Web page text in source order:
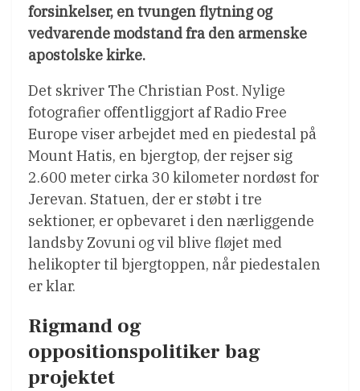
forsinkelser, en tvungen flytning og
vedvarende modstand fra den armenske
apostolske kirke.
Det skriver The Christian Post. Nylige
fotografier offentliggjort af Radio Free
Europe viser arbejdet med en piedestal på
Mount Hatis, en bjergtop, der rejser sig
2.600 meter cirka 30 kilometer nordøst for
Jerevan. Statuen, der er støbt i tre
sektioner, er opbevaret i den nærliggende
landsby Zovuni og vil blive fløjet med
helikopter til bjergtoppen, når piedestalen
er klar.
Rigmand og
oppositionspolitiker bag
projektet